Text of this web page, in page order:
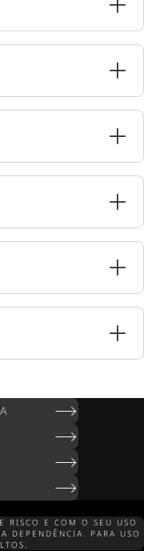
RISCO E COM O SEU USO
DEPENDÊNCIA. PARA USO